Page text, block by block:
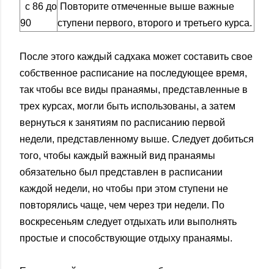
с 86 до
90
Повторите отмеченные выше важные
ступени первого, второго и третьего курса.
После этого каждый садхака может составить свое
собственное расписание на последующее время,
так чтобы все виды пранаямы, представленные в
трех курсах, могли быть использованы, а затем
вернуться к занятиям по расписанию первой
недели, представленному выше. Следует добиться
того, чтобы каждый важный вид пранаямы
обязательно был представлен в расписании
каждой недели, но чтобы при этом ступени не
повторялись чаще, чем через три недели. По
воскресеньям следует отдыхать или выполнять
простые и способствующие отдыху пранаямы.